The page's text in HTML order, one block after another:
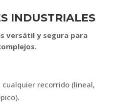
INDUSTRIALES
versátil y segura para
cualquier recorrido (lineal,